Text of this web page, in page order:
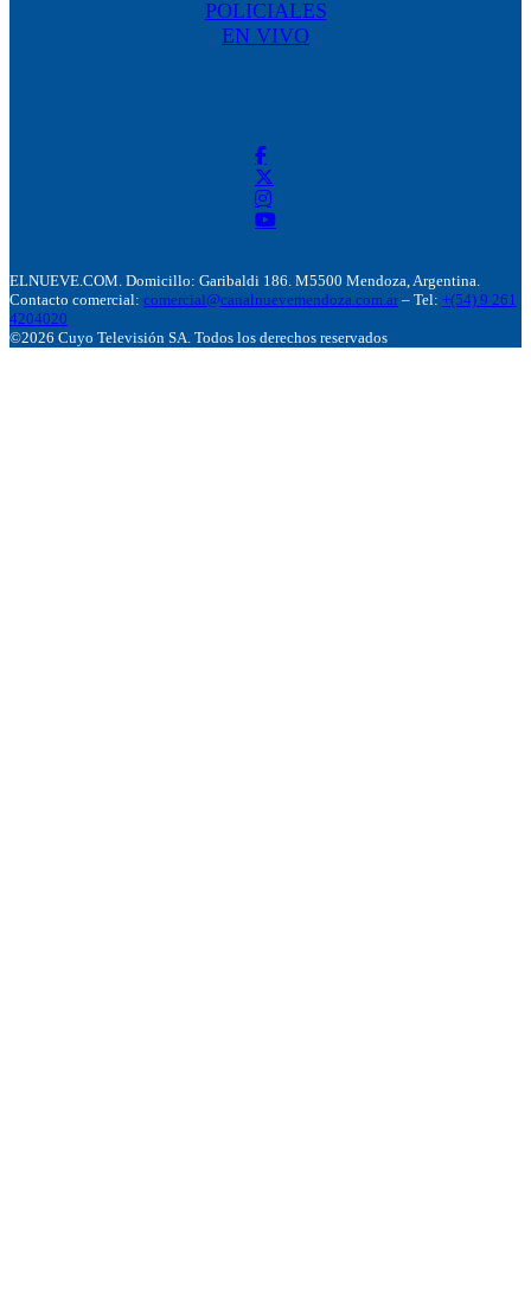
POLICIALES
EN VIVO
ELNUEVE.COM. Domicillo: Garibaldi 186. M5500 Mendoza, Argentina.
Contacto comercial: comercial@canalnuevemendoza.com.ar – Tel: +(54) 9 261
4204020
©2026 Cuyo Televisión SA. Todos los derechos reservados